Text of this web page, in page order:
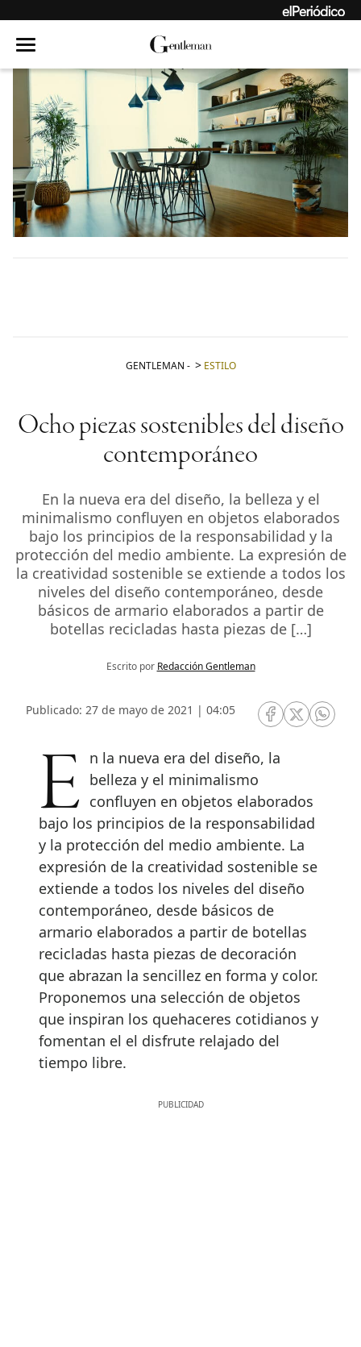
GENTLEMAN - ESTILO
Ocho piezas sostenibles del diseño
contemporáneo
En la nueva era del diseño, la belleza y el
minimalismo confluyen en objetos elaborados
bajo los principios de la responsabilidad y la
protección del medio ambiente. La expresión de
la creatividad sostenible se extiende a todos los
niveles del diseño contemporáneo, desde
básicos de armario elaborados a partir de
botellas recicladas hasta piezas de […]
Escrito por Redacción Gentleman
Publicado: 27 de mayo de 2021 | 04:05
RRSS Facebook
RRSSRRSS
En la nueva era del diseño, la belleza y el minimalismo
confluyen en objetos elaborados
bajo los principios de la responsabilidad
y la protección del medio ambiente. La
expresión de la creatividad sostenible se
extiende a todos los niveles del diseño
contemporáneo, desde básicos de
armario elaborados a partir de botellas
recicladas hasta piezas de decoración
que abrazan la sencillez en forma y color.
Proponemos una selección de objetos
que inspiran los quehaceres cotidianos y
fomentan el el disfrute relajado del
tiempo libre.